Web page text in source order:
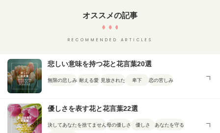
オススメの記事
RECOMMENDED ARTICLES
悲しい意味を持つ花と花言葉20選
無限の悲しみ 耐える愛 見放された 卑下 恋の苦しみ
優しさを表す花と花言葉22選
決してあなたを捨てません 母の優しさ 優しさ あなたを守る